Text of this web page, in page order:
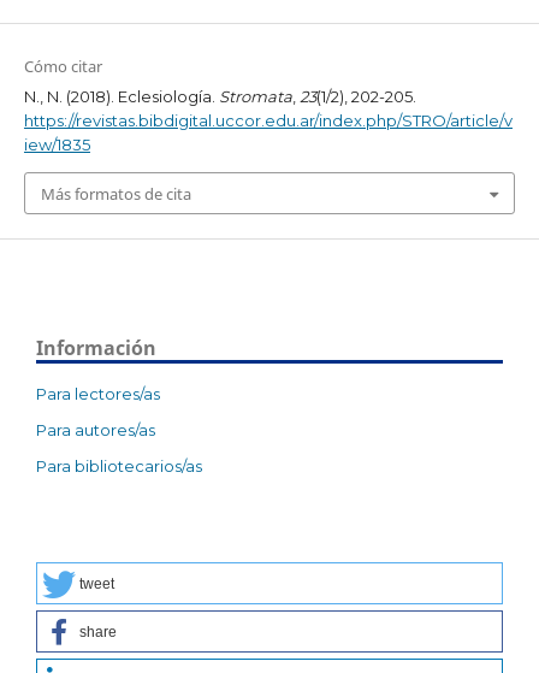
Cómo citar
N., N. (2018). Eclesiología. Stromata,23(1/2), 202-205.
https://revistas.bibdigital.uccor.edu.ar/index.php/STRO/article/v
iew/1835
Más formatos de cita
Información
Para lectores/as
Para autores/as
Para bibliotecarios/as
tweet
share